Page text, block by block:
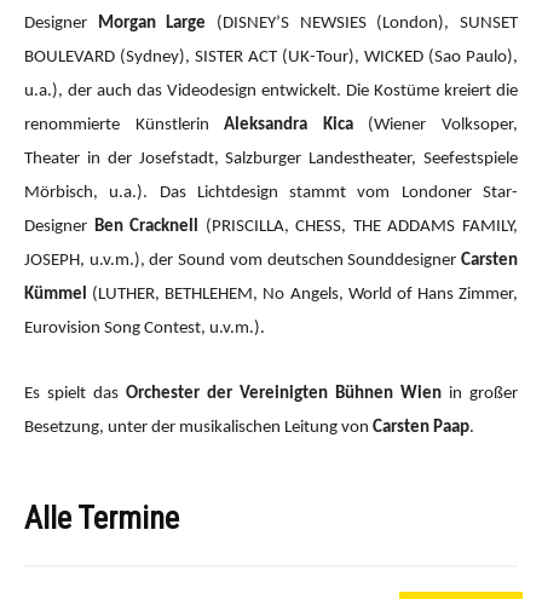
Designer Morgan Large (DISNEY’S NEWSIES (London), SUNSET
BOULEVARD (Sydney), SISTER ACT (UK-Tour), WICKED (Sao Paulo),
u.a.), der auch das Videodesign entwickelt. Die Kostüme kreiert die
renommierte KünstlerinAleksandra Kica(Wiener Volksoper,
Theater in der Josefstadt, Salzburger Landestheater, Seefestspiele
Mörbisch, u.a.). Das Lichtdesign stammt vom Londoner Star-
Designer Ben Cracknell (PRISCILLA, CHESS, THE ADDAMS FAMILY,
JOSEPH, u.v.m.), der Sound vom deutschen Sounddesigner Carsten
Kümmel (LUTHER, BETHLEHEM, No Angels, World of Hans Zimmer,
Eurovision Song Contest, u.v.m.).
Es spielt das Orchester der Vereinigten Bühnen Wien in großer
Besetzung, unter der musikalischen Leitung von Carsten Paap.
Alle Termine